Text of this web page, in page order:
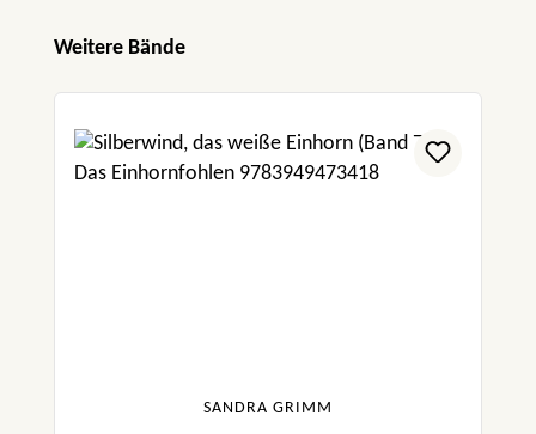
Produktgalerie überspringen
Weitere Bände
SANDRA GRIMM